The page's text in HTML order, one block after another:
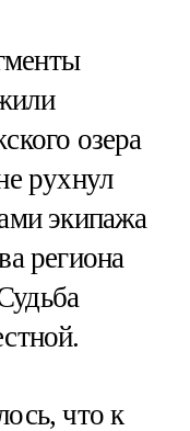
озера
рухнул
экипажа
региона
что к